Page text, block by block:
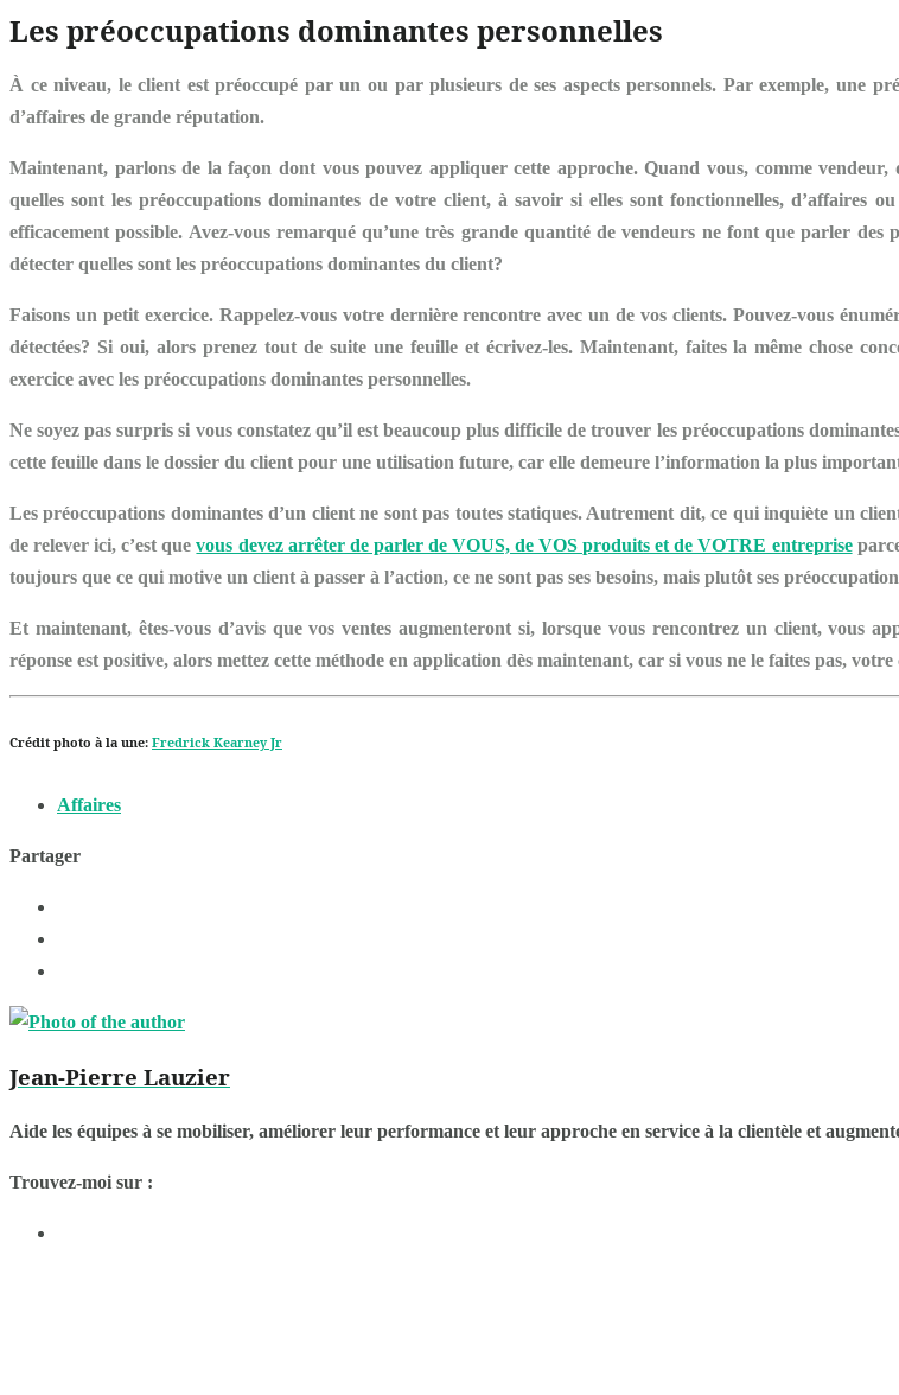
Les préoccupations dominantes personnelles
À ce niveau, le client est préoccupé par un ou par plusieurs de ses aspects personnels. Par exemple, une
d’affaires de grande réputation.
Maintenant, parlons de la façon dont vous pouvez appliquer cette approche. Quand vous, comme
quelles sont les préoccupations dominantes de votre client, à savoir si elles sont fonctionnelles, d’affaires
efficacement possible. Avez-vous remarqué qu’une très grande quantité de vendeurs ne font que parler
détecter quelles sont les préoccupations dominantes du client?
Faisons un petit exercice. Rappelez-vous votre dernière rencontre avec un de vos clients. Pouvez-vous
détectées? Si oui, alors prenez tout de suite une feuille et écrivez-les. Maintenant, faites la même chose
exercice avec les préoccupations dominantes personnelles.
Ne soyez pas surpris si vous constatez qu’il est beaucoup plus difficile de trouver les préoccupations
cette feuille dans le dossier du client pour une utilisation future, car elle demeure l’information la plus
Les préoccupations dominantes d’un client ne sont pas toutes statiques. Autrement dit, ce qui inquiète un
de relever ici, c’est quevous devez arrêter de parler de VOUS, de VOS produits et de VOTRE entreprise
toujours que ce qui motive un client à passer à l’action, ce ne sont pas ses besoins, mais plutôt ses
Et maintenant, êtes-vous d’avis que vos ventes augmenteront si, lorsque vous rencontrez un client, vous
réponse est positive, alors mettez cette méthode en application dès maintenant, car si vous ne le faites pas,
Crédit photo à la une: Fredrick Kearney Jr
Affaires
Partager
Jean-Pierre Lauzier
Aide les équipes à se mobiliser, améliorer leur performance et leur approche en service à la clientèle et
Trouvez-moi sur :